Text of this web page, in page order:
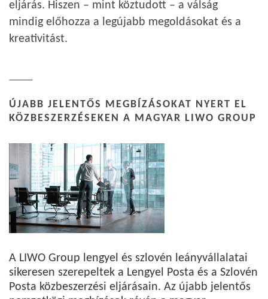
eljárás. Hiszen – mint köztudott – a válság
mindig előhozza a legújabb megoldásokat és a
kreativitást.
ÚJABB JELENTŐS MEGBÍZÁSOKAT NYERT EL
KÖZBESZERZÉSEKEN A MAGYAR LIWO GROUP
A LIWO Group lengyel és szlovén leányvállalatai
sikeresen szerepeltek a Lengyel Posta és a Szlovén
Posta közbeszerzési eljárásain. Az újabb jelentős